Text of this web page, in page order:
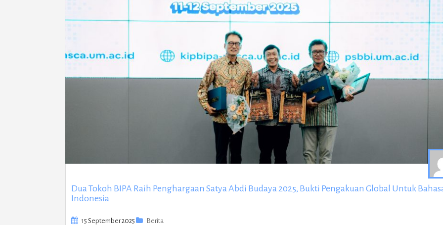
Dua Tokoh BIPA Raih Penghargaan Satya Abdi Budaya 2025, Bukti Pengakuan Global Untuk
Indonesia
15 September 2025 Berita